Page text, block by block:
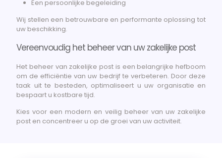
Een persoonlijke begeleiding
Wij stellen een betrouwbare en performante oplossing tot
uw beschikking.
Vereenvoudig het beheer van uw zakelijke post
Het beheer van zakelijke post is een belangrijke hefboom
om de efficiëntie van uw bedrijf te verbeteren. Door deze
taak uit te besteden, optimaliseert u uw organisatie en
bespaart u kostbare tijd.
Kies voor een modern en veilig beheer van uw zakelijke
post en concentreer u op de groei van uw activiteit.